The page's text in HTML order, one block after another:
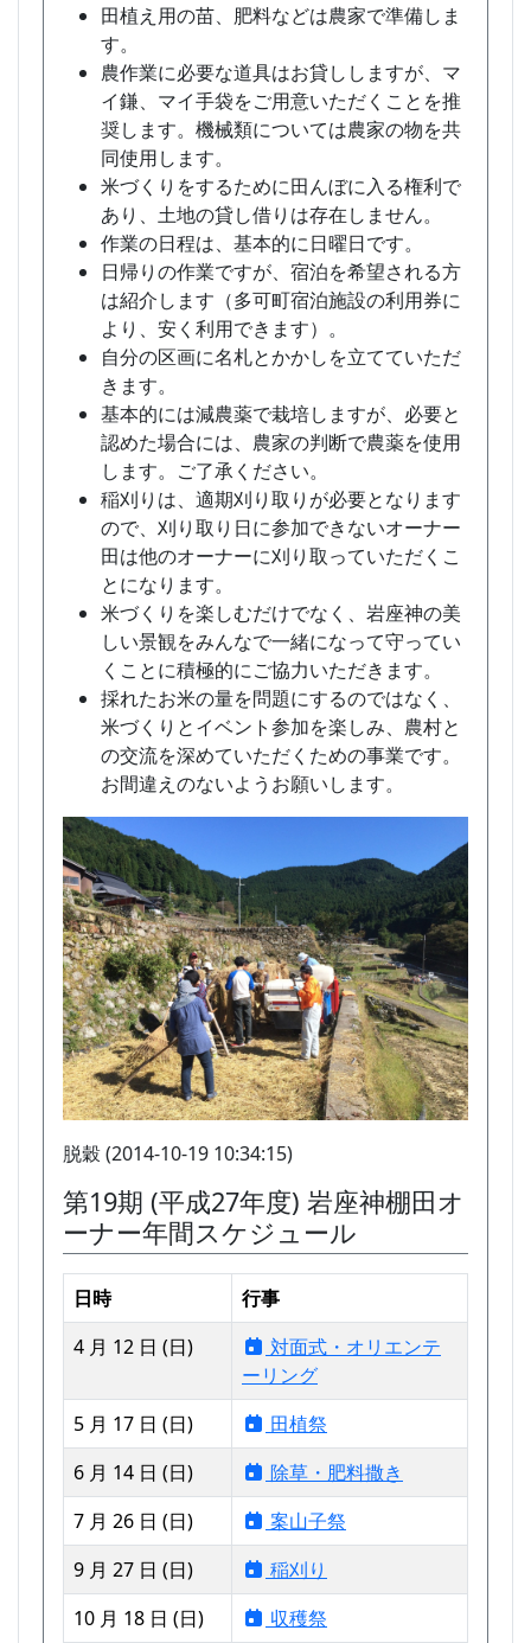
田植え用の苗、肥料などは農家で準備しま
す。
農作業に必要な道具はお貸ししますが、マ
イ鎌、マイ手袋をご用意いただくことを推
奨します。機械類については農家の物を共
同使用します。
米づくりをするために田んぼに入る権利で
あり、土地の貸し借りは存在しません。
作業の日程は、基本的に日曜日です。
日帰りの作業ですが、宿泊を希望される方
は紹介します（多可町宿泊施設の利用券に
より、安く利用できます）。
自分の区画に名札とかかしを立てていただ
きます。
基本的には減農薬で栽培しますが、必要と
認めた場合には、農家の判断で農薬を使用
します。ご了承ください。
稲刈りは、適期刈り取りが必要となります
ので、刈り取り日に参加できないオーナー
田は他のオーナーに刈り取っていただくこ
とになります。
米づくりを楽しむだけでなく、岩座神の美
しい景観をみんなで一緒になって守ってい
くことに積極的にご協力いただきます。
採れたお米の量を問題にするのではなく、
米づくりとイベント参加を楽しみ、農村と
の交流を深めていただくための事業です。
お間違えのないようお願いします。
脱穀 (2014-10-19 10:34:15)
第19期 (平成27年度) 岩座神棚田オ
ーナー年間スケジュール
日時
行事
4 月 12 日 (日)
対面式・オリエンテ
ーリング
5 月 17 日 (日)
田植祭
6 月 14 日 (日)
除草・肥料撒き
7 月 26 日 (日)
案山子祭
9 月 27 日 (日)
稲刈り
10 月 18 日 (日)
収穫祭